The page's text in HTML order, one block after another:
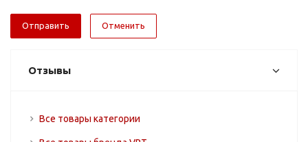
Отменить
Отзывы
Все товары категории